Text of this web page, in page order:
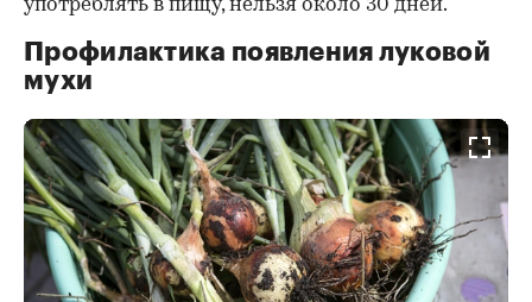
употреблять в пищу, нельзя около 30 дней.
Профилактика появления луковой
мухи